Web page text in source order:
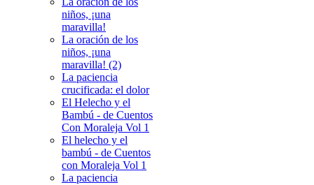
niños, ¡una
maravilla!
La oración de los
niños, ¡una
maravilla! (2)
La paciencia
crucificada: el dolor
El Helecho y el
Bambú - de Cuentos
Con Moraleja Vol 1
El helecho y el
bambú - de Cuentos
con Moraleja Vol 1
La paciencia